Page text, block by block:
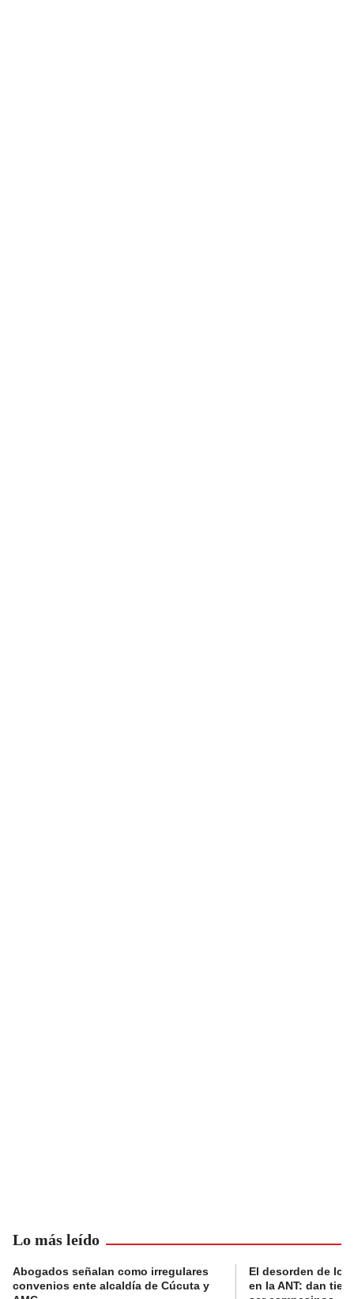
Lo más leído
Abogados señalan como irregulares
convenios ente alcaldía de Cúcuta y
El desorden de
en la ANT: dan